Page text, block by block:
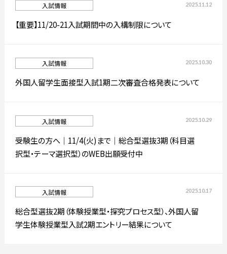
2025.11.12
入試情報
【重要】11/20-21入試期間中の入構制限について
2025.10.30
入試情報
外国人留学生面接型入試1期二次審査合格発表について
2025.10.29
入試情報
受験生の方へ｜11/4(火)まで｜総合型選抜3期（科目選
択型・テーマ選択型）のWEB出願受付中
2025.10.17
入試情報
総合型選抜2期（体験授業型・探究プロセス型）、外国人留
学生体験授業型入試2期エントリー結果について